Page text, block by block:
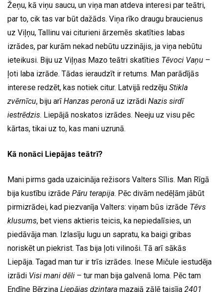
Žeņu, kā viņu saucu, un viņa man atdeva interesi par teātri,
par to, cik tas var būt dažāds. Viņa rīko draugu braucienus
uz Viļņu, Tallinu vai citurieni ārzemēs skatīties labas
izrādes, par kurām nekad nebūtu uzzinājis, ja viņa nebūtu
ieteikusi. Biju uz Viļņas Mazo teātri skatīties Tēvoci Vaņu –
ļoti laba izrāde. Tādas ieraudzīt ir retums. Man parādījās
interese redzēt, kas notiek citur. Latvijā redzēju Stikla
zvērnīcu, biju arīHanzas peronā uz izrādi Nazis sirdī
iestrēdzis. Liepājā noskatos izrādes. Neeju uz visu pēc
kārtas, tikai uz to, kas mani uzrunā.
Kā nonāci Liepājas teātrī?
Mani pirms gada uzaicināja režisors Valters Sīlis. Man Rīgā
bija kustību izrāde Pāru terapija. Pēc divām nedēļām jābūt
pirmizrādei, kad piezvanīja Valters: viņam būs izrāde Tēvs
klusums, bet viens aktieris teicis, ka nepiedalīsies, un
piedāvāja man. Izlasīju lugu un sapratu, ka baigi gribas
noriskēt un piekrist. Tas bija ļoti vilinoši. Tā arī sākās
Liepāja. Tagad man tur ir trīs izrādes. Inese Mičule iestudēja
izrādi Visi mani dēli – tur man bija galvenā loma. Pēc tam
Endīne Bērziņa Liepājas dzintara mazajā zālē taisīja 2401